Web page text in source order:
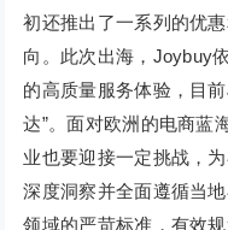
初还推出了一系列的优
向。此次出海，Joybuy
的高质量服务体验，目
达”。面对欧洲的电商蓝
业也要迎接一定挑战，
深度洞察并全面遵循当
领域的严苛标准，有效